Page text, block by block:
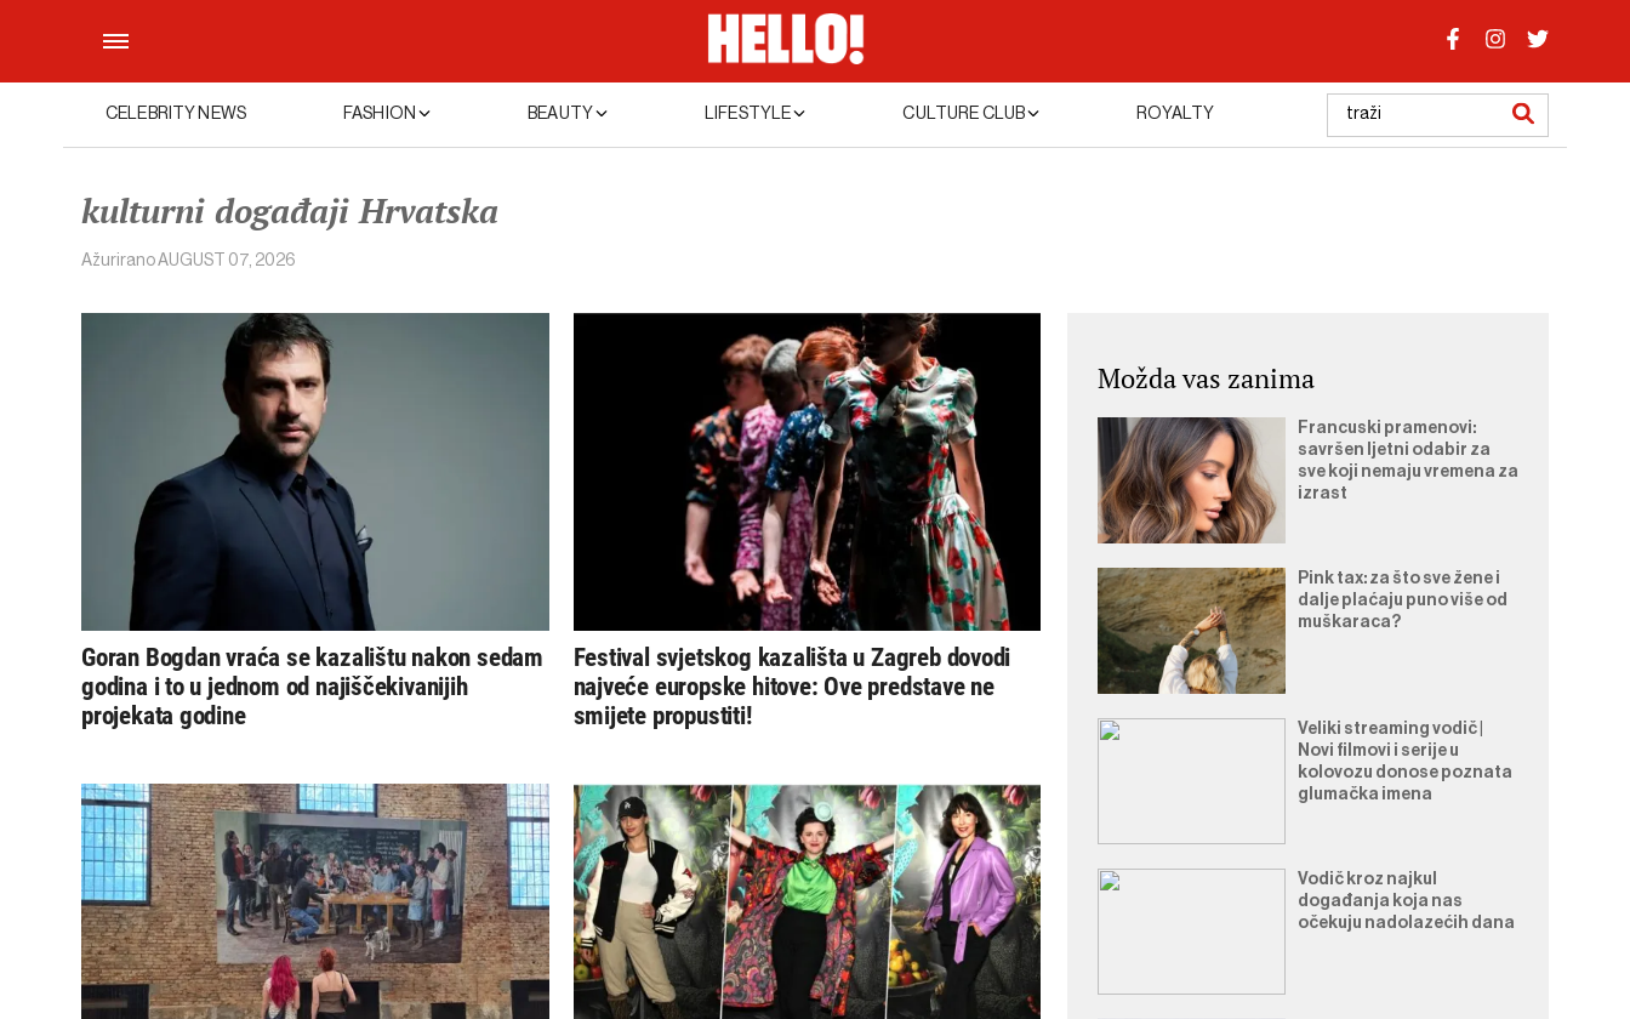
CELEBRITY NEWS FASHION BEAUTY LIFESTYLE CULTURE CLUB ROYALTY
kulturni događaji Hrvatska
AžuriranoAUGUST 07, 2026
Goran Bogdan vraća se kazalištu nakon sedam
godina i to u jednom od najiščekivanijih
projekata godine
Festival svjetskog kazališta u Zagreb dovodi
najveće europske hitove: Ove predstave ne
smijete propustiti!
Možda vas zanima
Francuski pramenovi:
savršen ljetni odabir za
sve koji nemaju vremena za
izrast
Pink tax: za što sve žene i
dalje plaćaju puno više od
muškaraca?
Veliki streaming vodič |
Novi filmovi i serije u
kolovozu donose poznata
glumačka imena
Vodič kroz najkul
događanja koja nas
očekuju nadolazećih dana